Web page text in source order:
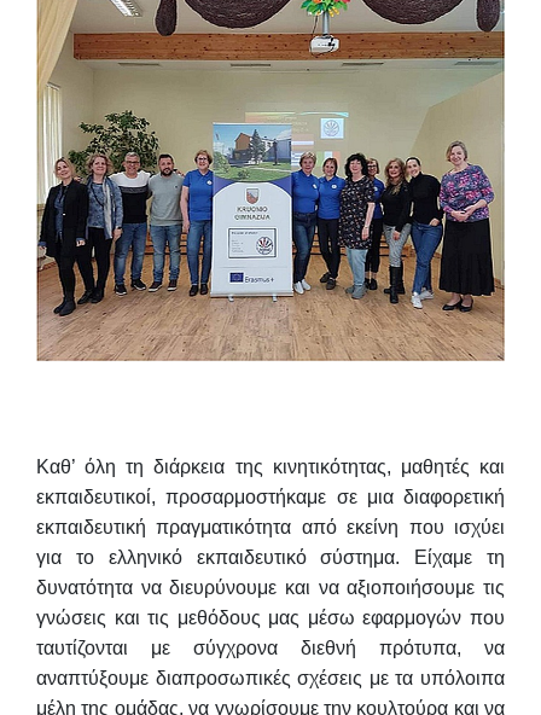
Καθ’ όλη τη διάρκεια της κινητικότητας, μαθητές και
εκπαιδευτικοί, προσαρμοστήκαμε σε μια διαφορετική
εκπαιδευτική πραγματικότητα από εκείνη που ισχύει
για το ελληνικό εκπαιδευτικό σύστημα. Είχαμε τη
δυνατότητα να διευρύνουμε και να αξιοποιήσουμε τις
γνώσεις και τις μεθόδους μας μέσω εφαρμογών που
ταυτίζονται με σύγχρονα διεθνή πρότυπα, να
αναπτύξουμε διαπροσωπικές σχέσεις με τα υπόλοιπα
μέλη της ομάδας, να γνωρίσουμε την κουλτούρα και να